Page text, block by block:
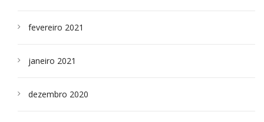
fevereiro 2021
janeiro 2021
dezembro 2020